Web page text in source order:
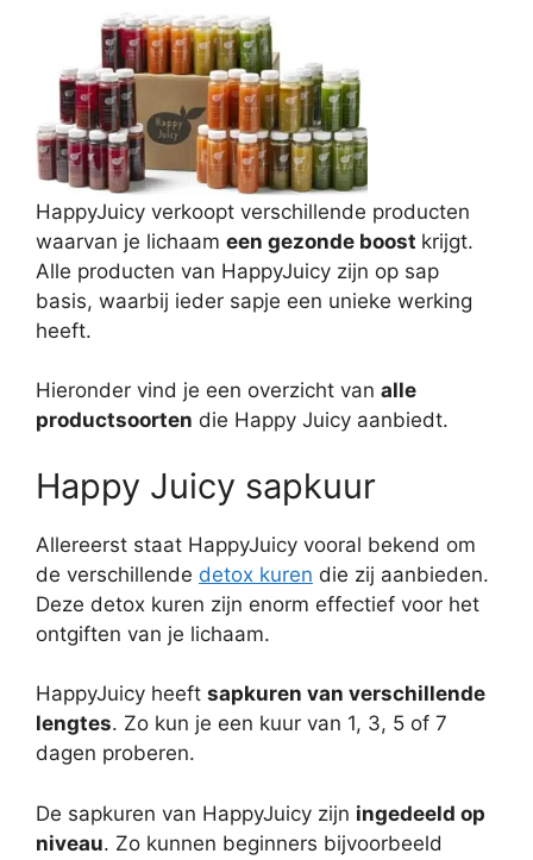
HappyJuicy verkoopt verschillende producten
waarvan je lichaam een gezonde boost krijgt.
Alle producten van HappyJuicy zijn op sap
basis, waarbij ieder sapje een unieke werking
heeft.
Hieronder vind je een overzicht van alle
productsoorten die Happy Juicy aanbiedt.
Happy Juicy sapkuur
Allereerst staat HappyJuicy vooral bekend om
de verschillende detox kuren die zij aanbieden.
Deze detox kuren zijn enorm effectief voor het
ontgiften van je lichaam.
HappyJuicy heeft sapkuren van verschillende
lengtes. Zo kun je een kuur van 1, 3, 5 of 7
dagen proberen.
De sapkuren van HappyJuicy zijn ingedeeld op
niveau. Zo kunnen beginners bijvoorbeeld